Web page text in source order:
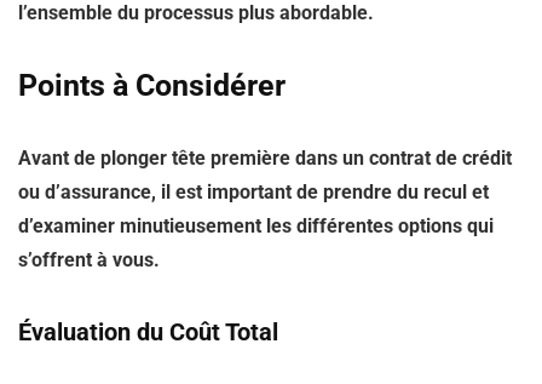
l’ensemble du processus plus abordable.
Points à Considérer
Avant de plonger tête première dans un contrat de crédit
ou d’assurance, il est important de prendre du recul et
d’examiner minutieusement les différentes options qui
s’offrent à vous.
Évaluation du Coût Total